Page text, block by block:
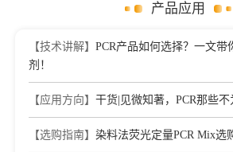
An efficient and novel method to
petal discs
Journal：PHYSIOLOGICAL AND
2.74
产品应用
【技术讲解】 PCR产品如何选择？一文带
剂！
【应用方向】 干货|见微知著，PCR那些不
【选购指南】 染料法荧光定量PCR Mix选